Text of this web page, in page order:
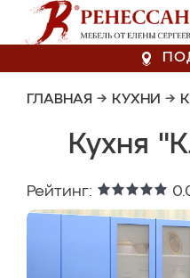
ГЛАВНАЯ → КУХНИ →
Кухня
Рейтинг: